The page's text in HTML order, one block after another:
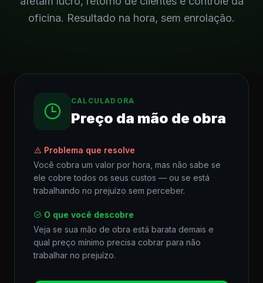
oficina. Resultado na hora, sem enrolação.
CALCULADORA
Preço da mão de obra
Problema que resolve
Você cobra um valor por hora, mas não sabe se
ele cobre todos os seus custos — ou se está
trabalhando no prejuízo sem perceber.
O que você descobre
Veja se sua mão de obra está barata demais e
qual preço mínimo precisa cobrar para não
trabalhar no prejuízo.